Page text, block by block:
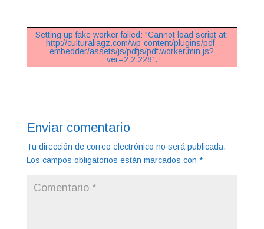
Setting up fake worker failed: "Cannot load script at:
http://culturaliagz.com/wp-content/plugins/pdf-
embedder/assets/js/pdfjs/pdf.worker.min.js?
ver=2.2.228".
Enviar comentario
Tu dirección de correo electrónico no será publicada.
Los campos obligatorios están marcados con *